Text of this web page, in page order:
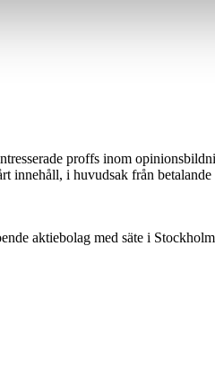
proffs inom
i huvudsak från
aktiebolag med säte i